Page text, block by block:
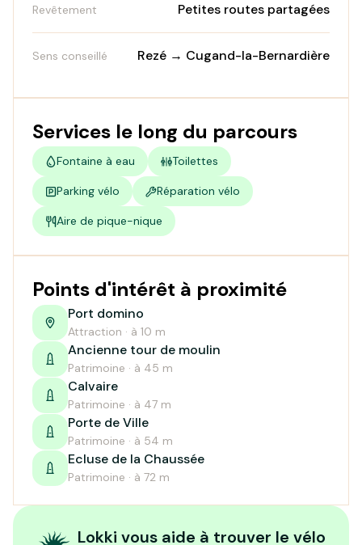
Revêtement Petites routes partagées
Sens conseillé Rezé → Cugand-la-Bernardière
Services le long du parcours
Fontaine à eau Toilettes
Parking vélo Réparation vélo
Aire de pique-nique
Points d'intérêt à proximité
Port domino
Attraction · à 10 m
Ancienne tour de moulin
Patrimoine · à 45 m
Calvaire
Patrimoine · à 47 m
Porte de Ville
Patrimoine · à 54 m
Ecluse de la Chaussée
Patrimoine · à 72 m
Lokki vous aide à trouver le vélo